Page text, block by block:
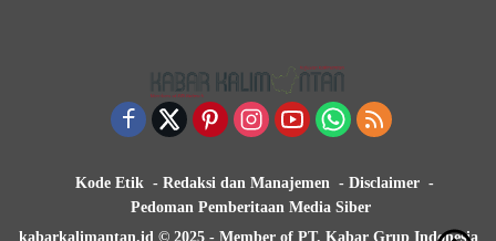
Kode Etik Redaksi dan Manajemen
Disclaimer
Pedoman Pemberitaan Media Siber
kabarkalimantan.id © 2025 - Member of PT. Kabar Grup Indonesia